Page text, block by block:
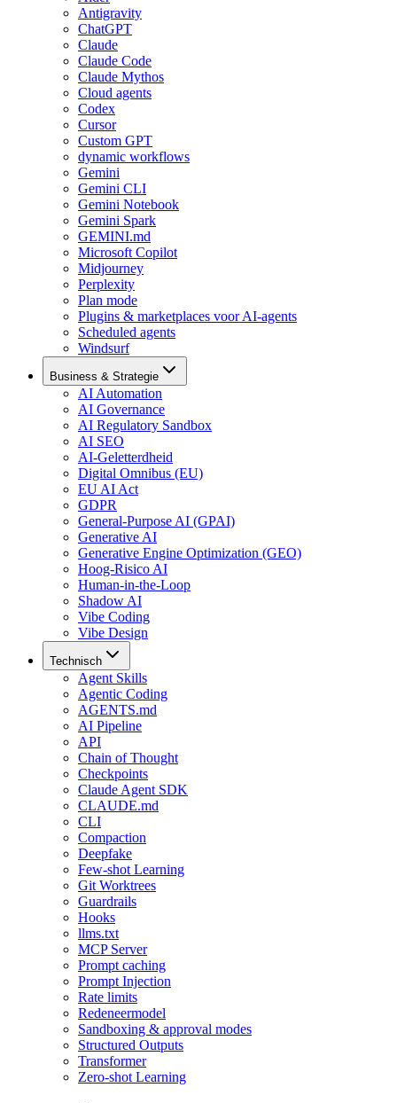
Antigravity
ChatGPT
Claude
Claude Code
Claude Mythos
Cloud agents
Codex
Cursor
Custom GPT
dynamic workflows
Gemini
Gemini CLI
Gemini Notebook
Gemini Spark
GEMINI.md
Microsoft Copilot
Midjourney
Perplexity
Plan mode
Plugins & marketplaces voor AI-agents
Scheduled agents
Windsurf
Business & Strategie
AI Automation
AI Governance
AI Regulatory Sandbox
AI SEO
AI-Geletterdheid
Digital Omnibus (EU)
EU AI Act
GDPR
General-Purpose AI (GPAI)
Generative AI
Generative Engine Optimization (GEO)
Hoog-Risico AI
Human-in-the-Loop
Shadow AI
Vibe Coding
Vibe Design
Technisch
Agent Skills
Agentic Coding
AGENTS.md
AI Pipeline
API
Chain of Thought
Checkpoints
Claude Agent SDK
CLAUDE.md
CLI
Compaction
Deepfake
Few-shot Learning
Git Worktrees
Guardrails
Hooks
llms.txt
MCP Server
Prompt caching
Prompt Injection
Rate limits
Redeneermodel
Sandboxing & approval modes
Structured Outputs
Transformer
Zero-shot Learning